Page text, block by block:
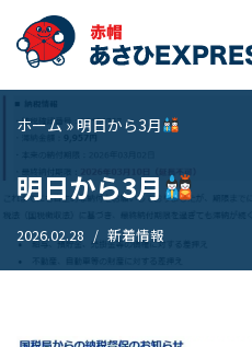
コ
ン
テ
へ
キ
ホーム »明日から3月
明日から3月
2026.02.28 新着情報